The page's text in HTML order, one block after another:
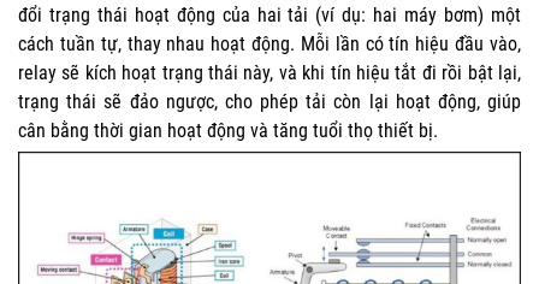
đổi trạng thái hoạt động của hai tải (ví dụ: hai máy bơm) một
cách tuần tự, thay nhau hoạt động. Mỗi lần có tín hiệu đầu vào,
relay sẽ kích hoạt trạng thái này, và khi tín hiệu tắt đi rồi bật lại,
trạng thái sẽ đảo ngược, cho phép tải còn lại hoạt động, giúp
cân bằng thời gian hoạt động và tăng tuổi thọ thiết bị.